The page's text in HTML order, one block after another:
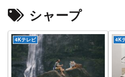
シャープ
4Kテレビ 4K